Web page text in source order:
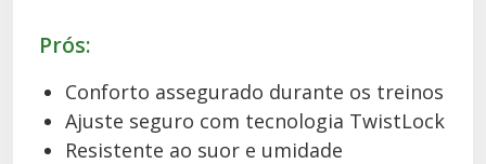
Prós:
Conforto assegurado durante os treinos
Ajuste seguro com tecnologia TwistLock
Resistente ao suor e umidade